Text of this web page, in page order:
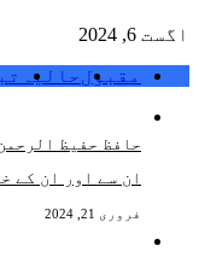
اگست 6, 2024
مقبولحالیہ
حافظ حفیظ
ان سے اور ان کے
فروری 21, 2024